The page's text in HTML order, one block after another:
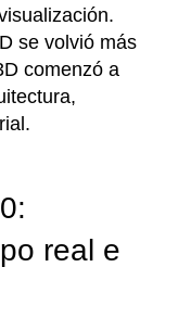
se volvió más
comenzó a
real e